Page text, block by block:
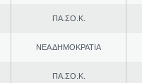
ΠΑ.ΣΟ.Κ.
ΝΕΑ ΔΗΜΟΚΡΑΤΙΑ
ΠΑ.ΣΟ.Κ.